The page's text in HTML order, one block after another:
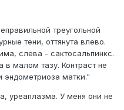
треугольной
тени, оттянута влево.
слева - сактосальпинкс.
в малом тазу. Контраст не
эндометриоза матки."
уреаплазма. У меня они не